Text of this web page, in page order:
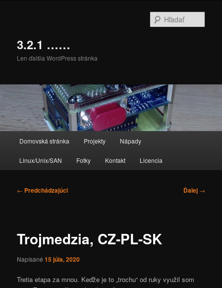
3.2.1 ……
Len ďalšia WordPress stránka
Domovská stránka Projekty Nápady
Linux/Unix/SAN Fotky Kontakt Licencia
Navigácia
← Predchádzajúci Ďalej →
Trojmedzia, CZ-PL-SK
Napísané15 júla, 2020
Tretia etapa za mnou. Keďže je to „trochu“ od ruky využil som